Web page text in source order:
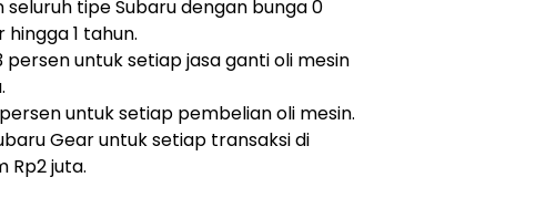
tipe Subaru dengan bunga 0
1 tahun.
persen untuk setiap jasa ganti oli mesin
untuk setiap pembelian oli mesin.
Gear untuk setiap transaksi di
Rp2 juta.